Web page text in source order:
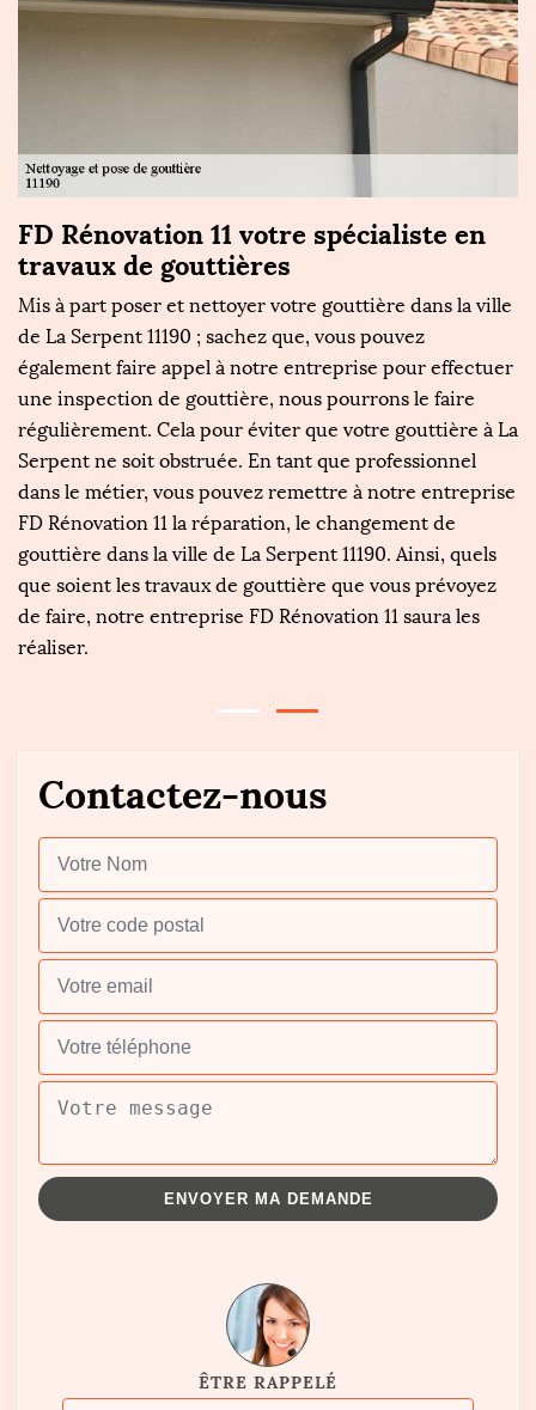
FD Rénovation 11 votre spécialiste en
travaux de gouttières
Mis à part poser et nettoyer votre gouttière dans la ville
de La Serpent 11190 ; sachez que, vous pouvez
également faire appel à notre entreprise pour effectuer
une inspection de gouttière, nous pourrons le faire
régulièrement. Cela pour éviter que votre gouttière à La
Serpent ne soit obstruée. En tant que professionnel
dans le métier, vous pouvez remettre à notre entreprise
FD Rénovation 11 la réparation, le changement de
gouttière dans la ville de La Serpent 11190. Ainsi, quels
que soient les travaux de gouttière que vous prévoyez
de faire, notre entreprise FD Rénovation 11 saura les
réaliser.
Contactez-nous
ÊTRE RAPPELÉ